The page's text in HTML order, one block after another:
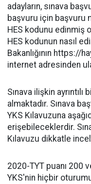
adayların, sınava
başvuru için başvuru
HES kodunu edinmiş
HES kodunun nasıl
Bakanlığının https://
internet adresinden
Sınava ilişkin
almaktadır. Sınava
YKS Kılavuzuna
erişebileceklerdir.
Kılavuzu dikkatle
2020-TYT puanı 200
YKS'nin hiçbir